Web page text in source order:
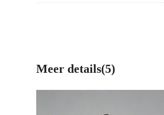
Meer details(5)